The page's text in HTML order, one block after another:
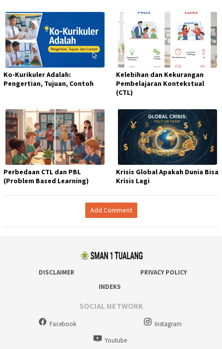
Ko-Kurikuler Adalah:
Pengertian, Tujuan, Contoh
Kelebihan dan Kekurangan
Pembelajaran Kontekstual
(CTL)
Perbedaan CTL dan PBL
(Problem Based Learning)
Krisis Global Apakah Dunia Bisa
Krisis Lagi
Add Comment
DISCLAIMER
PRIVACY POLICY
INDEKS
SOCIAL NETWORK
Facebook
Instagram
Youtube